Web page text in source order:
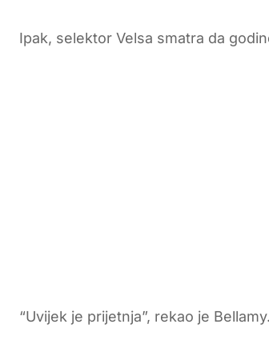
Ipak, selektor Velsa smatra da
“Uvijek je prijetnja”, rekao je Bellamy.